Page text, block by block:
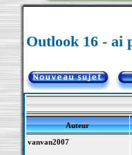
Outlook 16 - ai
Auteur
vanvan2007